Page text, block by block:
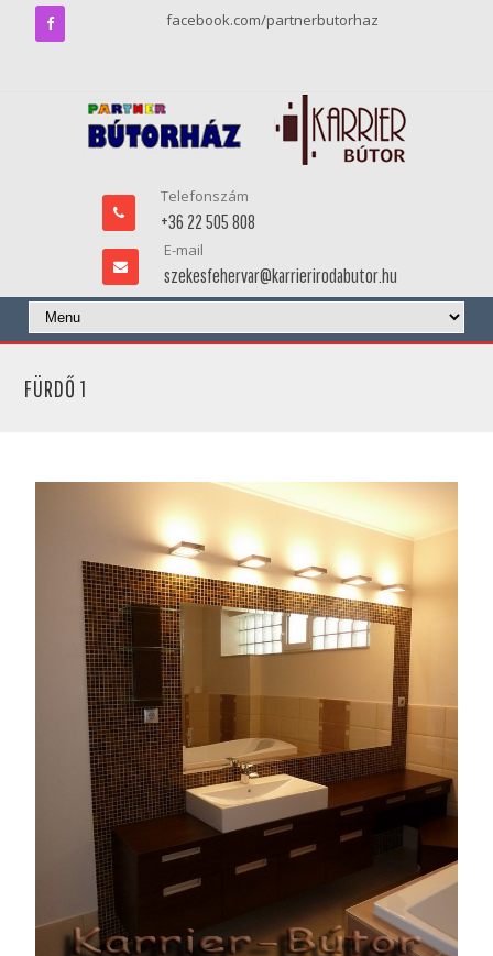
facebook.com/partnerbutorhaz
Telefonszám
+36 22 505 808
E-mail
szekesfehervar@karrierirodabutor.hu
FÜRDŐ 1